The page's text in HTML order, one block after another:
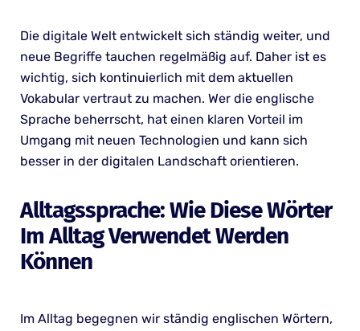
Die digitale Welt entwickelt sich ständig weiter, und
neue Begriffe tauchen regelmäßig auf. Daher ist es
wichtig, sich kontinuierlich mit dem aktuellen
Vokabular vertraut zu machen. Wer die englische
Sprache beherrscht, hat einen klaren Vorteil im
Umgang mit neuen Technologien und kann sich
besser in der digitalen Landschaft orientieren.
Alltagssprache: Wie Diese Wörter
Im Alltag Verwendet Werden
Können
Im Alltag begegnen wir ständig englischen Wörtern,